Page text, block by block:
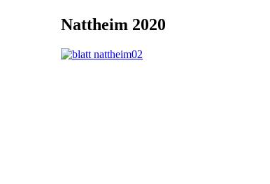
Nattheim 2020